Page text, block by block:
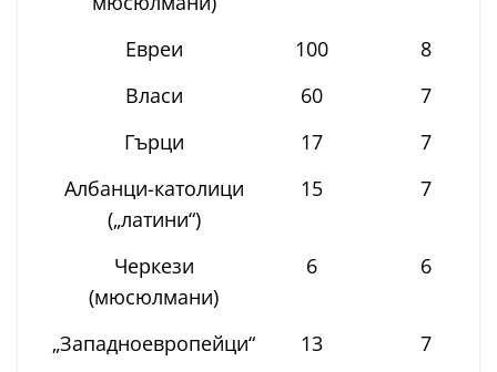
Евреи 100
8
Власи
60
7
Гърци
17
7
Албанци-католици
(„латини“)
15 7
Черкези
(мюсюлмани)
6 6
„Западноевропейци“ 13
7